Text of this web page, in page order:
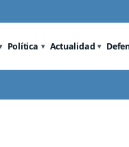
Política Actualidad